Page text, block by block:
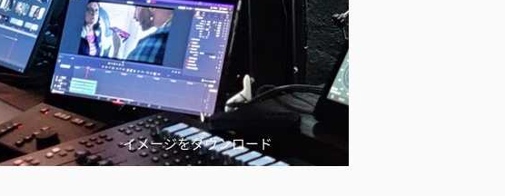
イメージをダウンロード